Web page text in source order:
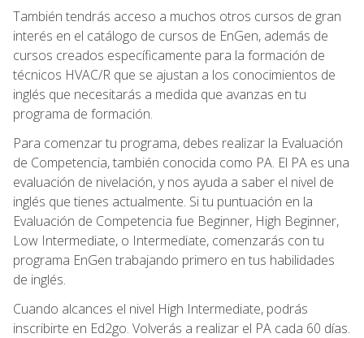
También tendrás acceso a muchos otros cursos de gran
interés en el catálogo de cursos de EnGen, además de
cursos creados específicamente para la formación de
técnicos HVAC/R que se ajustan a los conocimientos de
inglés que necesitarás a medida que avanzas en tu
programa de formación.
Para comenzar tu programa, debes realizar la Evaluación
de Competencia, también conocida como PA. El PA es una
evaluación de nivelación, y nos ayuda a saber el nivel de
inglés que tienes actualmente. Si tu puntuación en la
Evaluación de Competencia fue Beginner, High Beginner,
Low Intermediate, o Intermediate, comenzarás con tu
programa EnGen trabajando primero en tus habilidades
de inglés.
Cuando alcances el nivel High Intermediate, podrás
inscribirte en Ed2go. Volverás a realizar el PA cada 60 días.